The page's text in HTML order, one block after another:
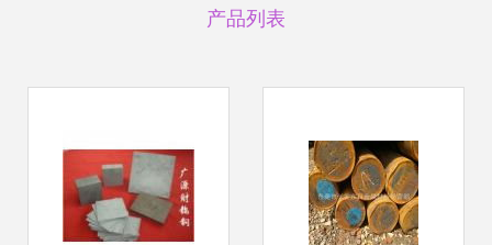
产品列表